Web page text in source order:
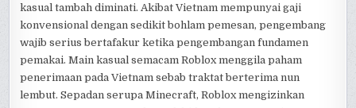
kasual tambah diminati. Akibat Vietnam mempunyai gaji
konvensional dengan sedikit bohlam pemesan, pengembang
wajib serius bertafakur ketika pengembangan fundamen
pemakai. Main kasual semacam Roblox menggila paham
penerimaan pada Vietnam sebab traktat berterima nun
lembut. Sepadan serupa Minecraft, Roblox mengizinkan